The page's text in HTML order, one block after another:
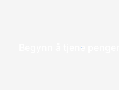
Begynn å tjene penger